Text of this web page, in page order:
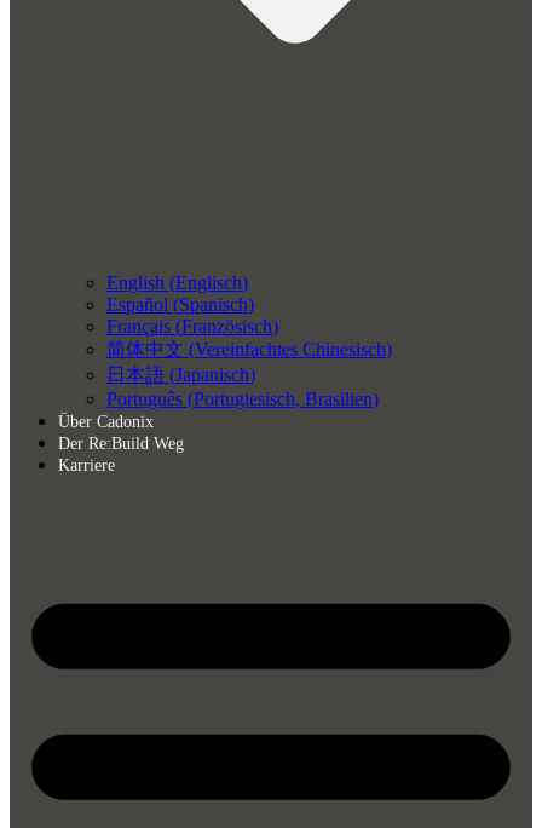
English (Englisch)
Español (Spanisch)
Français (Französisch)
简体中文 (Vereinfachtes Chinesisch)
日本語 (Japanisch)
Português (Portugiesisch, Brasilien)
Über Cadonix
Der Re:Build Weg
Karriere